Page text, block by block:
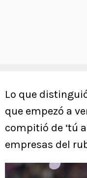
Lo que
que empezó a
compitió de ‘tú
empresas del